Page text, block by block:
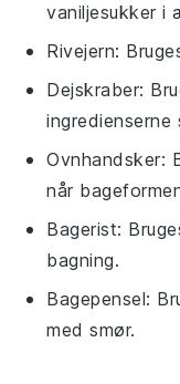
vaniljesukker i
Rivejern:
Dejskraber:
ingredienserne
Ovnhandsker:
når
Bagerist:
bagning.
Bagepensel:
med smør.